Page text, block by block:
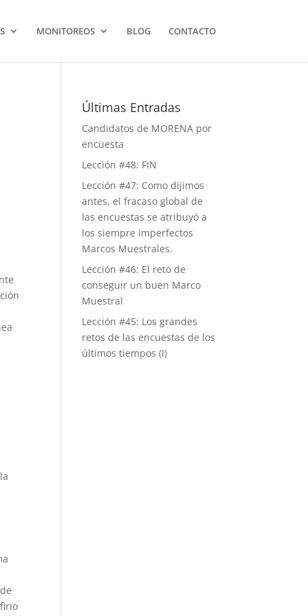
MONITOREOS BLOG CONTACTO
Últimas Entradas
Candidatos de MORENA por
encuesta
Lección #48: FIN
Lección #47: Como dijimos
antes, el fracaso global de
las encuestas se atribuyó a
los siempre imperfectos
Marcos Muestrales.
Lección #46: El reto de
conseguir un buen Marco
Muestral
Lección #45: Los grandes
retos de las encuestas de los
últimos tiempos (I)